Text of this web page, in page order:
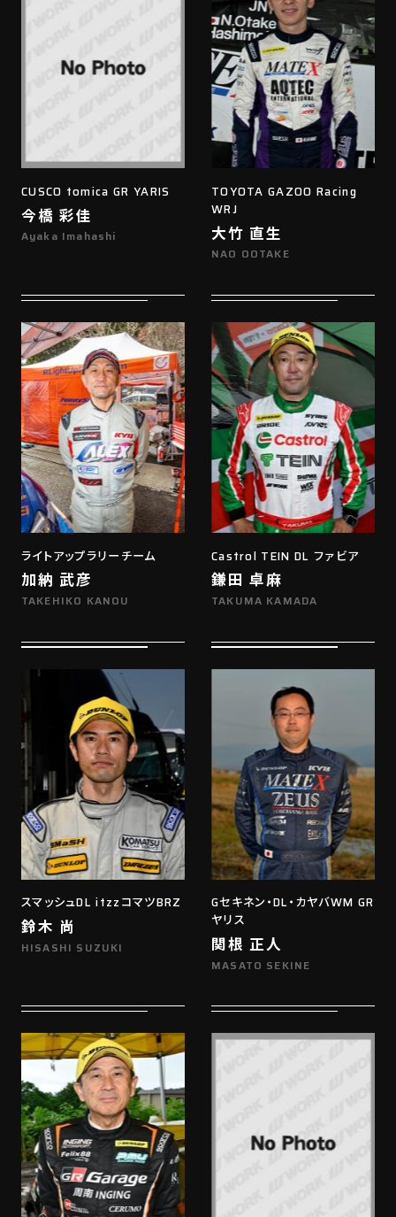
CUSCO tomica GR YARIS
今橋 彩佳
Ayaka Imahashi
TOYOTA GAZOO Racing
WRJ
大竹 直生
NAO OOTAKE
ライトアップラリーチーム
加納 武彦
TAKEHIKO KANOU
Castrol TEIN DL ファビア
鎌田 卓麻
TAKUMA KAMADA
スマッシュDL itzzコマツBRZ
鈴木 尚
HISASHI SUZUKI
Gセキネン・DL・カヤバWM GR
ヤリス
関根 正人
MASATO SEKINE